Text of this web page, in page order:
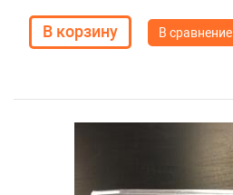
В сравнение